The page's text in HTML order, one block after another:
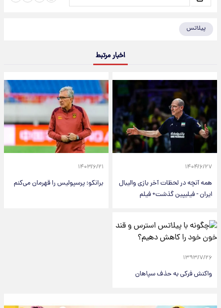
پیلاتس
اخبار مرتبط
۱۴۰۴/۶/۲۷
همه آنچه در لحظات آخر بازی والیبال
ایران - فیلیپین گذشت+ فیلم
۱۴۰۳/۶/۲۱
برانکو: پرسپولیس را قهرمان می‌کنم
۱۳۹۳/۷/۲۶
واکنش فرکی به حذف سپاهان